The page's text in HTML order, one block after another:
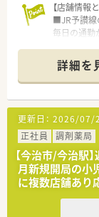
として、利
す。
■愛媛県を
す。現在約
■様々な福
ります。
■地域のお
行っており
＜こんな方
■福利厚生
■研修制度
■キャリア
等々
【店舗情報
■JR予讃線
毎日の通勤
ら80枚を予
■薬剤師は
チームワー
【募集背景
■2026年2
員を増員募
■経験の有
取り組める
■新しい環
行動できる
【法人特徴
詳細を
更新日： 2026/07/
正社員
調剤薬局
【今治市/今治駅
月新規開局の小
に複数店舗あ